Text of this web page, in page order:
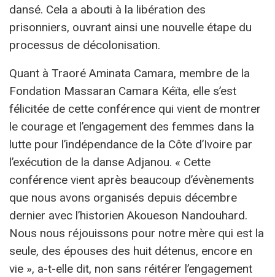
dansé. Cela a abouti à la libération des
prisonniers, ouvrant ainsi une nouvelle étape du
processus de décolonisation.
Quant à Traoré Aminata Camara, membre de la
Fondation Massaran Camara Kéïta, elle s’est
félicitée de cette conférence qui vient de montrer
le courage et l’engagement des femmes dans la
lutte pour l’indépendance de la Côte d’Ivoire par
l’exécution de la danse Adjanou. « Cette
conférence vient après beaucoup d’évènements
que nous avons organisés depuis décembre
dernier avec l’historien Akoueson Nandouhard.
Nous nous réjouissons pour notre mère qui est la
seule, des épouses des huit détenus, encore en
vie », a-t-elle dit, non sans réitérer l’engagement